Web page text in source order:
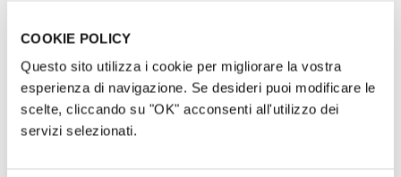
COOKIE POLICY
Questo sito utilizza i cookie per migliorare la vostra
esperienza di navigazione. Se desideri puoi modificare le
scelte, cliccando su "OK" acconsenti all'utilizzo dei
servizi selezionati.
un’indagine diagnostica, un intervento di
risanamento conservativo.
Preservare dalla rovina e garantire visibilità nel
tempo al modello della porta del Duomo di Milano,